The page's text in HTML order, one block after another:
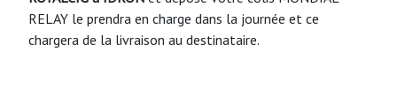
RELAY le prendra en charge dans la journée et ce
chargera de la livraison au destinataire.